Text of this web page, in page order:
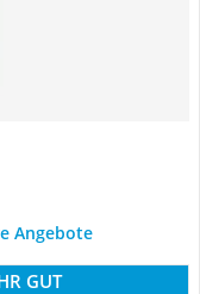
Angebote
GUT